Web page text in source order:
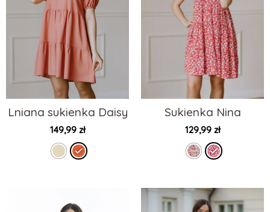
Lniana sukienka Daisy
149,99 zł
Sukienka Nina
129,99 zł